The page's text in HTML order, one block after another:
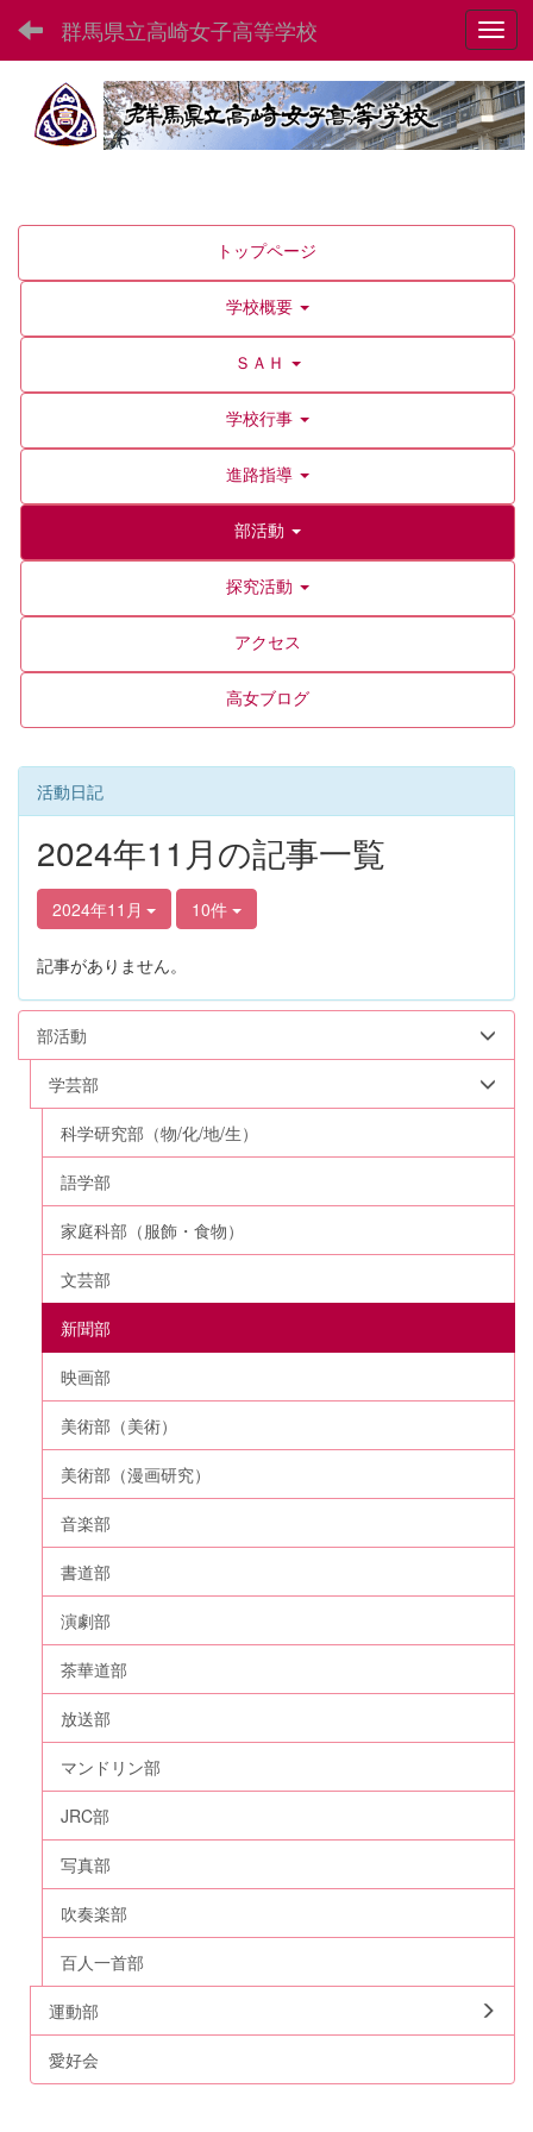
群馬県立高崎女子高等学校
トップページ
学校概要
ＳＡＨ
学校行事
進路指導
部活動
探究活動
アクセス
高女ブログ
活動日記
2024年11月の記事一覧
2024年11月 10件
記事がありません。
部活動
学芸部
科学研究部（物/化/地/生）
語学部
家庭科部（服飾・食物）
文芸部
新聞部
映画部
美術部（美術）
美術部（漫画研究）
音楽部
書道部
演劇部
茶華道部
放送部
マンドリン部
JRC部
写真部
吹奏楽部
百人一首部
運動部
愛好会